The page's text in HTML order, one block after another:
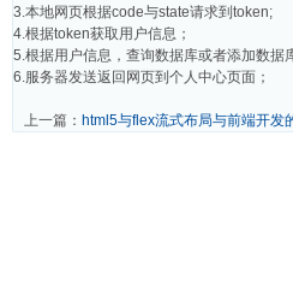
3.本地网页根据code与state请求到token;
4.根据token获取用户信息；
5.根据用户信息，查询数据库或者添加数据
6.服务器发送返回网页到个人中心页面；
上一篇： html5与flex流式布局与前端开发